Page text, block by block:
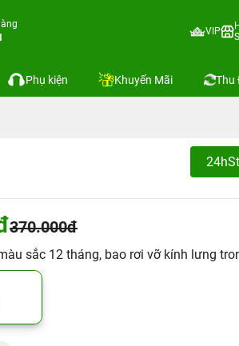
VIP
Phụ kiện Khuyến Mãi Thu
370.000đ
sắc 12 tháng, bao rơi vỡ kính lưng